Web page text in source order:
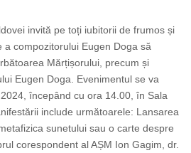
invită pe toți iubitorii de frumos și
compozitorului Eugen Doga să
Mărțișorului, precum și
Eugen Doga. Evenimentul se va
începând cu ora 14.00, în Sala
include următoarele: Lansarea
sunetului sau o carte despre
corespondent al AȘM Ion Gagim, dr.